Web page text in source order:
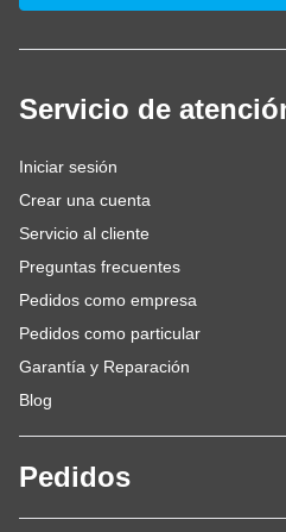
Servicio de
Iniciar sesión
Crear una cuenta
Servicio al cliente
Preguntas frecuentes
Pedidos como empresa
Pedidos como particular
Garantía y Reparación
Blog
Pedidos